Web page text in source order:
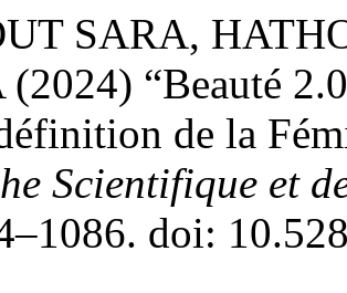
SARA,
“Beauté
de la
Scientifique et
doi: